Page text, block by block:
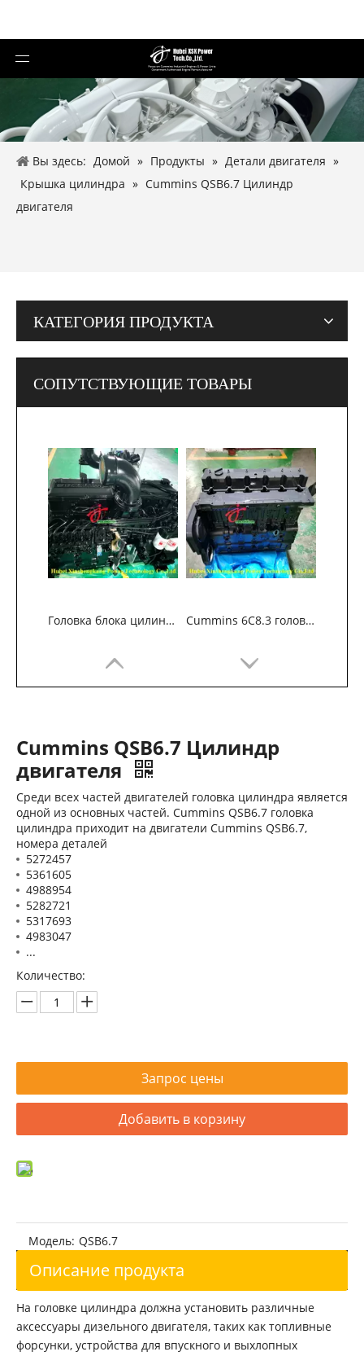
Вы здесь: Домой » Продукты » Детали двигателя »
Крышка цилиндра » Cummins QSB6.7 Цилиндр
двигателя
КАТЕГОРИЯ ПРОДУКТА
СОПУТСТВУЮЩИЕ ТОВАРЫ
Головка блока цилиндров двигателя Cummins 6L8.9 Cummins 6C8.3 головка цилиндра двигателя
Блок цилиндров двигателя Cummins 6B5.9 Головка блока цилиндров Cummins 6B5.9 3966454
Головка блока цилиндров двигателя Cummins QSB3.9 Cummins 4B3.9 цилиндрический блок 3932012
Cummins QSB6.7 Цилиндр
двигателя
Среди всех частей двигателей головка цилиндра является
одной из основных частей. Cummins QSB6.7 головка
цилиндра приходит на двигатели Cummins QSB6.7,
номера деталей
5272457
5361605
4988954
5282721
5317693
4983047
...
Количество:
Запрос цены
Добавить в корзину
Модель: QSB6.7
Описание продукта
На головке цилиндра должна установить различные
аксессуары дизельного двигателя, таких как топливные
форсунки, устройства для впускного и выхлопных